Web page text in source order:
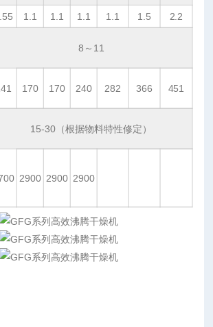
1.1 1.1 1.1 1.1 1.5 2.2
8～11
170 170 240 282 366 451
15-30（根据物料特性修定）
2900 2900 2900